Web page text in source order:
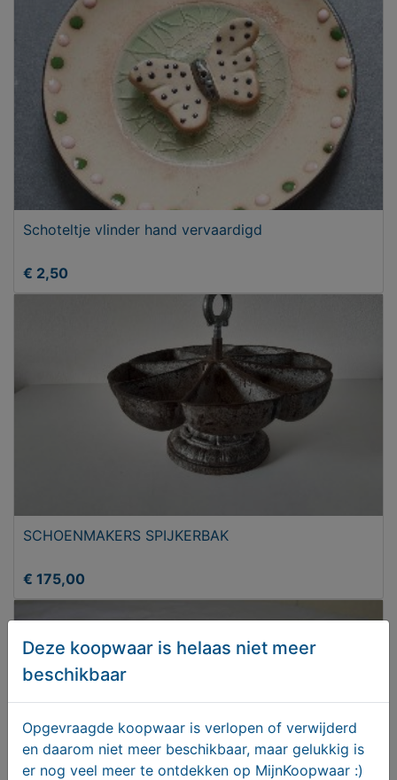
Schoteltje vlinder hand vervaardigd
€ 2,50
SCHOENMAKERS SPIJKERBAK
€ 175,00
Deze koopwaar is helaas niet meer
beschikbaar
Opgevraagde koopwaar is verlopen of verwijderd
en daarom niet meer beschikbaar, maar gelukkig is
er nog veel meer te ontdekken op MijnKoopwaar :)